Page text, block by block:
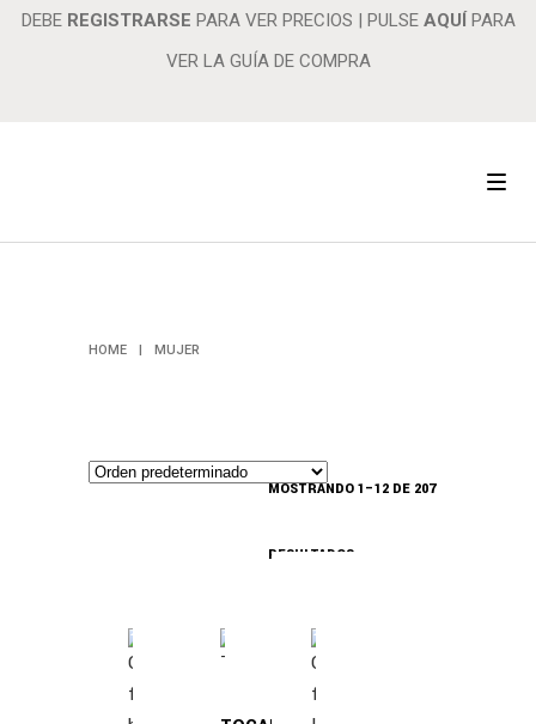
DEBE REGISTRARSE PARA VER PRECIOS | PULSE AQUÍ PARA
VER LA GUÍA DE COMPRA
HOME | MUJER
MOSTRANDO 1–12 DE 207
RESULTADOS